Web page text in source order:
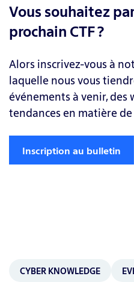
Vous souhaitez
prochain CTF ?
Alors inscrivez-vous à
laquelle nous vous
événements à venir, des
tendances en matière
Inscription au bulletin
CYBER KNOWLEDGE